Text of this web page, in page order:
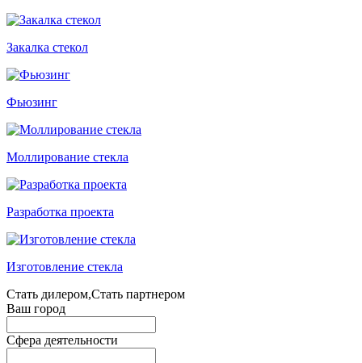
Закалка стекол
Фьюзинг
Моллирование стекла
Разработка проекта
Изготовление стекла
Стать дилером,Стать партнером
Ваш город
Сфера деятельности